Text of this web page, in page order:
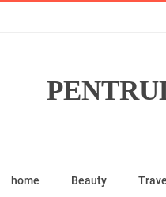
home Beauty Travel